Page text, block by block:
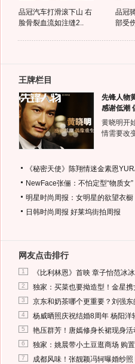
品冠汽车打滑滚下山 右
脸骨裂血流如注缝2..
品冠
部受
王牌栏目
先锋人物
感谢低潮
黄晓明开
情需要
《秘密天使》陈翔情迷金素恩
NewFace张俪：不怕定型“物质女”
明星时尚周报：女明星的欲望衣橱
日韩时尚周报 好莱坞街拍周报
网友点击排行
1 《比利林恩》首映 章子怡范冰
2 独家：买菜也要拗造型！金星
3 京东和奶茶哪个更重要？刘强东
4 杨威晒照庆祝结婚8周年 杨阳洋
5 艳压群芳！唐嫣修身长裙现身活
6 独家：姚晨带小土豆逛商场 购
7 成都风味！张靓颖冯轲曝婚纱